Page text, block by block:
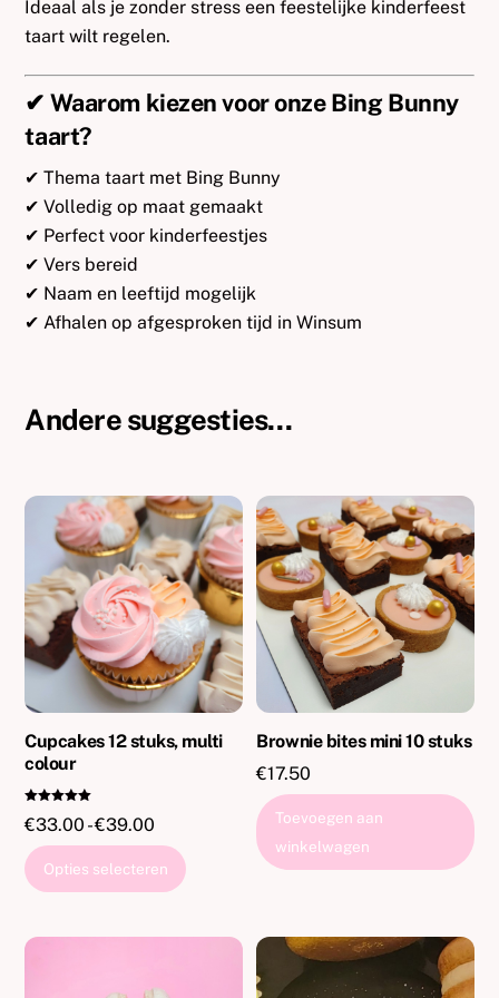
Ideaal als je zonder stress een feestelijke kinderfeest
taart wilt regelen.
✔ Waarom kiezen voor onze Bing Bunny
taart?
✔ Thema taart met Bing Bunny
✔ Volledig op maat gemaakt
✔ Perfect voor kinderfeestjes
✔ Vers bereid
✔ Naam en leeftijd mogelijk
✔ Afhalen op afgesproken tijd in Winsum
Andere suggesties…
Cupcakes 12 stuks, multi
colour
d
uit 5
€33.00 - €39.00
€33.00
tot
Opties selecteren
meerdere
variaties.
Brownie bites mini 10 stuks
€17.50
Toevoegen aan
winkelwagen